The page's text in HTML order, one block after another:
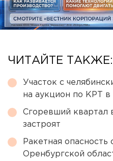
ЧИТАЙТЕ ТАКЖЕ:
Участок с
на аукцион по КРТ в
Сгоревший квартал
застроят
Ракетная опасность
Оренбургской